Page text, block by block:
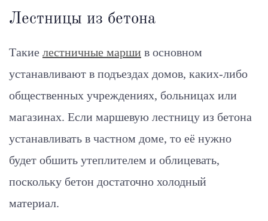
Лестницы из бетона
Такие лестничные марши в основном
устанавливают в подъездах домов, каких-либо
общественных учреждениях, больницах или
магазинах. Если маршевую лестницу из бетона
устанавливать в частном доме, то её нужно
будет обшить утеплителем и облицевать,
поскольку бетон достаточно холодный
материал.